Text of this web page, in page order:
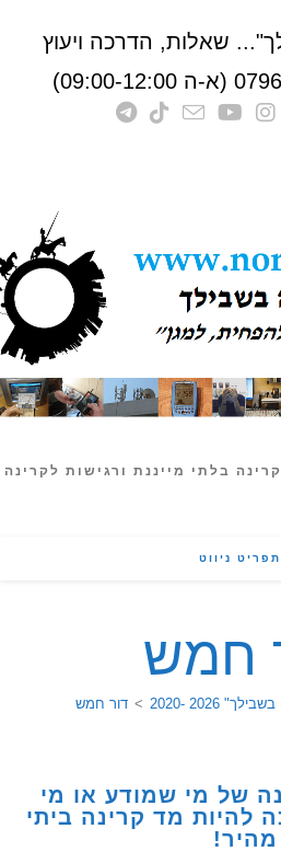
הדרכה ויעוץ
מייננת ורגישות לקרינה
> דור חמש
שמודע או מי
מד קרינה ביתי